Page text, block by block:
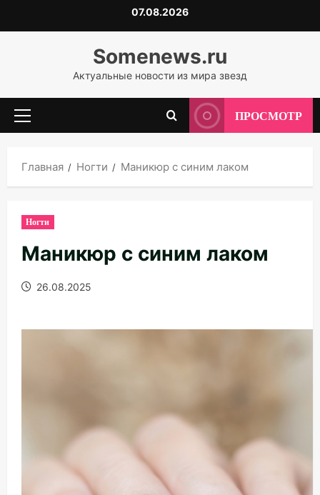
к
07.08.2026
Somenews.ru
Актуальные новости из мира звезд
Основное
ПРОСМОТР
Главная Ногти Маникюр с синим лаком
Ногти
Маникюр с синим лаком
26.08.2025